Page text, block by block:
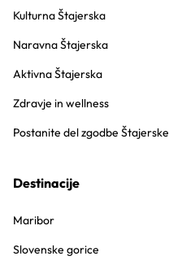
Kulturna Štajerska
Naravna Štajerska
Aktivna Štajerska
Zdravje in wellness
Postanite del zgodbe Štajerske
Destinacije
Maribor
Slovenske gorice